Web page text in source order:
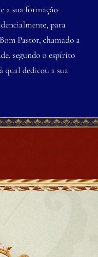
a sua formação
para
Pastor, chamado a
segundo o espírito
qual dedicou a sua